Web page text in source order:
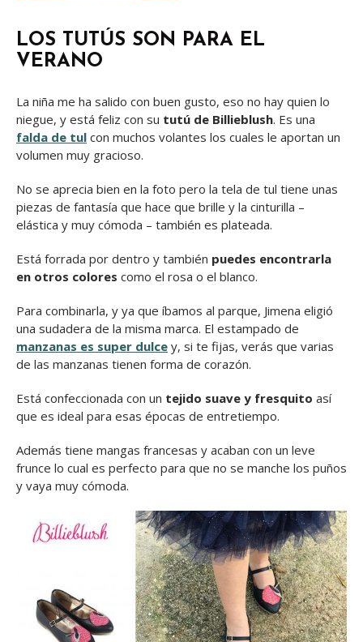
LOS TUTÚS SON PARA EL
VERANO
La niña me ha salido con buen gusto, eso no hay quien lo
niegue, y está feliz con su tutú de Billieblush. Es una
falda de tul con muchos volantes los cuales le aportan un
volumen muy gracioso.
No se aprecia bien en la foto pero la tela de tul tiene unas
piezas de fantasía que hace que brille y la cinturilla –
elástica y muy cómoda – también es plateada.
Está forrada por dentro y también puedes encontrarla
en otros colores como el rosa o el blanco.
Para combinarla, y ya que íbamos al parque, Jimena eligió
una sudadera de la misma marca. El estampado de
manzanas es super dulce y, si te fijas, verás que varias
de las manzanas tienen forma de corazón.
Está confeccionada con un tejido suave y fresquito así
que es ideal para esas épocas de entretiempo.
Además tiene mangas francesas y acaban con un leve
frunce lo cual es perfecto para que no se manche los puños
y vaya muy cómoda.